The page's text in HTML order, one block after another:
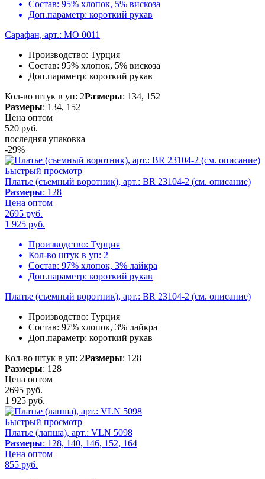
Состав: 95% хлопок, 5% вискоза
Доп.параметр: короткий рукав
Сарафан, арт.: MO 0011
Производство: Турция
Состав: 95% хлопок, 5% вискоза
Доп.параметр: короткий рукав
Кол-во штук в уп: 2Размеры: 134, 152
Размеры: 134, 152
Цена оптом
520 руб.
последняя упаковка
-29%
Быстрый просмотр
Платье (съемный воротник), арт.: BR 23104-2 (см. описание)
Размеры: 128
Цена оптом
2695 руб.
1 925 руб.
Производство: Турция
Кол-во штук в уп: 2
Состав: 97% хлопок, 3% лайкра
Доп.параметр: короткий рукав
Платье (съемный воротник), арт.: BR 23104-2 (см. описание)
Производство: Турция
Состав: 97% хлопок, 3% лайкра
Доп.параметр: короткий рукав
Кол-во штук в уп: 2Размеры: 128
Размеры: 128
Цена оптом
2695 руб.
1 925 руб.
Быстрый просмотр
Платье (лапша), арт.: VLN 5098
Размеры: 128, 140, 146, 152, 164
Цена оптом
855 руб.